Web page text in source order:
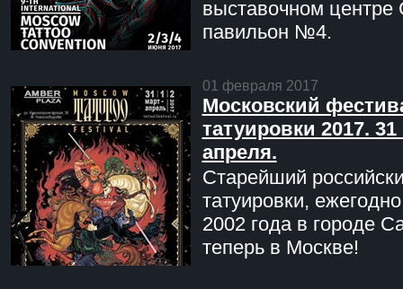
выставочном центре
павильон №4.
01 февраля 2017
Московский
татуировки 2017. 31
апреля.
Старейший
татуировки,
2002 года в городе
теперь в Москве!